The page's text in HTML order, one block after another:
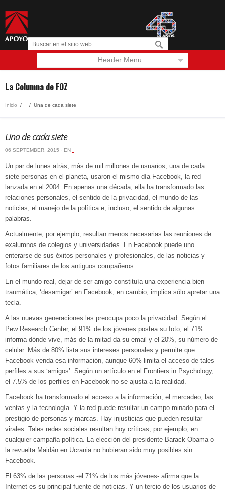
Header Menu
La Columna de FOZ
Inicio / / Una de cada siete
Una de cada siete
06 SEPTEMBER, 2015 · EN
Un par de lunes atrás, más de mil millones de usuarios, una de cada
siete personas en el planeta, usaron el mismo día Facebook, la red
lanzada en el 2004. En apenas una década, ella ha transformado las
relaciones personales, el sentido de la privacidad, el mundo de las
noticias, el manejo de la política e, incluso, el sentido de algunas
palabras.
Actualmente, por ejemplo, resultan menos necesarias las reuniones de
exalumnos de colegios y universidades. En Facebook puede uno
enterarse de sus éxitos personales y profesionales, de las noticias y
fotos familiares de los antiguos compañeros.
En el mundo real, dejar de ser amigo constituía una experiencia bien
traumática; ‘desamigar’ en Facebook, en cambio, implica sólo apretar una
tecla.
A las nuevas generaciones les preocupa poco la privacidad. Según el
Pew Research Center, el 91% de los jóvenes postea su foto, el 71%
informa dónde vive, más de la mitad da su email y el 20%, su número de
celular. Más de 80% lista sus intereses personales y permite que
Facebook venda esa información, aunque 60% limita el acceso de tales
perfiles a sus ‘amigos’. Según un artículo en el Frontiers in Psychology,
el 7.5% de los perfiles en Facebook no se ajusta a la realidad.
Facebook ha transformado el acceso a la información, el mercadeo, las
ventas y la tecnología. Y la red puede resultar un campo minado para el
prestigio de personas y marcas. Hay injusticias que pueden resultar
virales. Tales redes sociales resultan hoy críticas, por ejemplo, en
cualquier campaña política. La elección del presidente Barack Obama o
la revuelta Maidán en Ucrania no hubieran sido muy posibles sin
Facebook.
El 63% de las personas -el 71% de los más jóvenes- afirma que la
Internet es su principal fuente de noticias. Y un tercio de los usuarios de